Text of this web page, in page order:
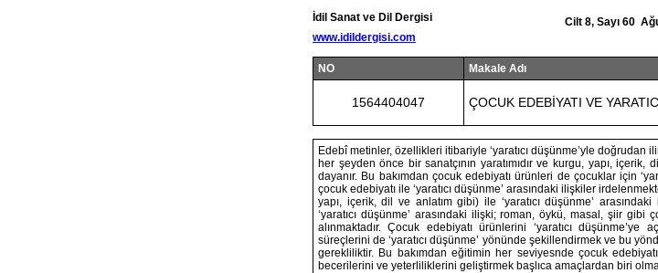
İdil Sanat ve Dil Dergisi
www.idildergisi.com
Cilt 8, Sayı 60
NO Makale Adı
1564404047 ÇOCUK EDEBİYATI VE
Edebî metinler, özellikleri itibariyle ‘yaratıcı düşünme’yle
her şeyden önce bir sanatçının yaratımıdır ve kurgu, yapı, içerik,
dayanır. Bu bakımdan çocuk edebiyatı ürünleri de çocuklar için
çocuk edebiyatı ile ‘yaratıcı düşünme’ arasındaki ilişkiler
yapı, içerik, dil ve anlatım gibi) ile ‘yaratıcı düşünme’
‘yaratıcı düşünme’ arasındaki ilişki; roman, öykü, masal, şiir
alınmaktadır. Çocuk edebiyatı ürünlerini ‘yaratıcı
süreçlerini de ‘yaratıcı düşünme’ yönünde şekillendirmek ve bu
gerekliliktir. Bu bakımdan eğitimin her seviyesnde çocuk
becerilerini ve yeterliliklerini geliştirmek başlıca amaçlardan biri